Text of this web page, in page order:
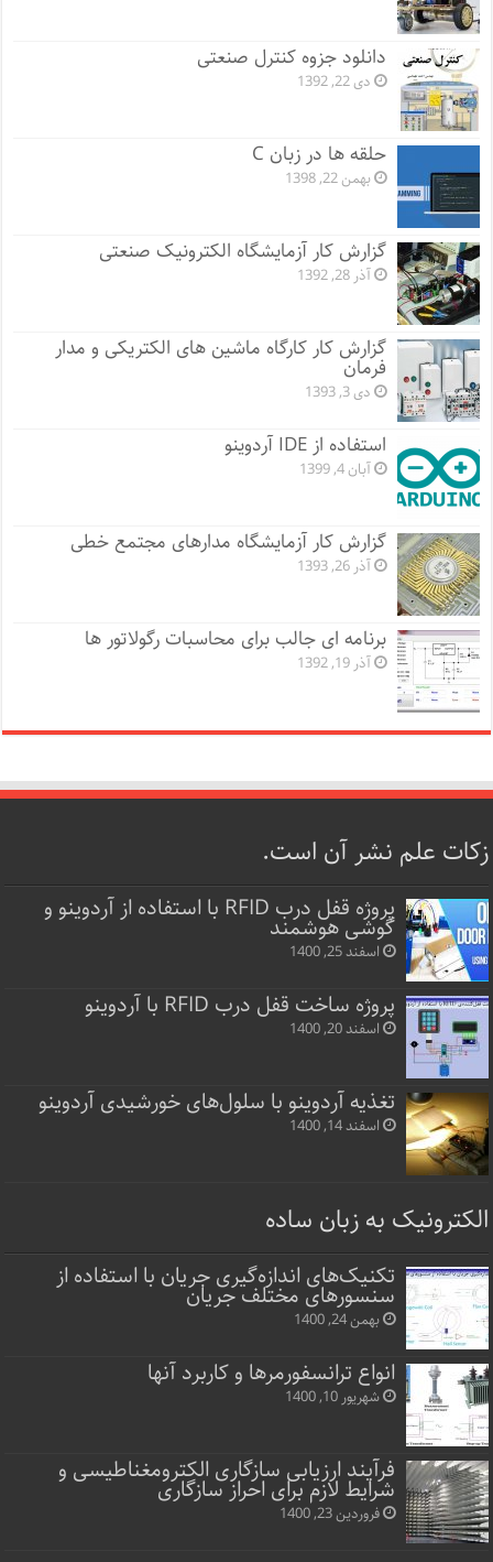
دانلود جزوه کنترل صنعتی
دی 22, 1392
حلقه ها در زبان C
بهمن 22, 1398
گزارش کار آزمایشگاه الکترونیک صنعتی
آذر 28, 1392
گزارش کار کارگاه ماشین های الکتریکی و مدار
فرمان
دی 3, 1393
استفاده از IDE آردوینو
آبان 4, 1399
گزارش کار آزمایشگاه مدارهای مجتمع خطی
آذر 26, 1393
برنامه ای جالب برای محاسبات رگولاتور ها
آذر 19, 1392
زکات علم نشر آن است.
پروژه قفل‌ درب RFID با استفاده از آردوینو و
گوشی هوشمند
اسفند 25, 1400
پروژه ساخت قفل‌ درب RFID با آردوینو
اسفند 20, 1400
تغذیه آردوینو با سلول‌های خورشیدی آردوینو
اسفند 14, 1400
الکترونیک به زبان ساده
تکنیک‌های اندازه‌گیری جریان با استفاده از
سنسورهای مختلف جریان
بهمن 24, 1400
انواع ترانسفورمرها و کاربرد آنها
شهریور 10, 1400
فرآیند ارزیابی سازگاری الکترومغناطیسی و
شرایط لازم برای احراز سازگاری
فروردین 23, 1400